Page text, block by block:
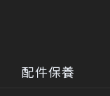
配件保養